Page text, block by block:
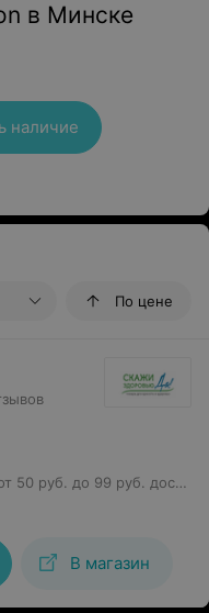
в Минске
наличие
По цене
руб. до 99 руб. доставка 6 руб.
В магазин